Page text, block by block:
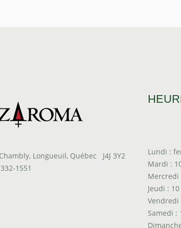
Longueuil, Québec J4J 3Y2
1551
Lundi :
Mardi :
Mercredi
Jeudi :
Vendredi
Samedi :